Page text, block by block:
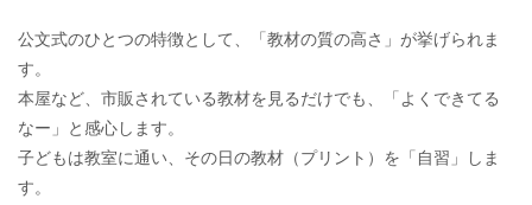
公文式のひとつの特徴として、「教材の質の高さ」が挙げられま
す。
本屋など、市販されている教材を見るだけでも、「よくできてる
なー」と感心します。
子どもは教室に通い、その日の教材（プリント）を「自習」しま
す。